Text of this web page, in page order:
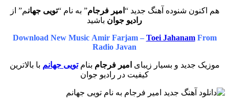
هم اکنون شنوده آهنگ جدید “ امیر فرجام” به نام “تویی جهانم” از
رادیو جوان باشید
Download New Music Amir Farjam – Toei JahanamFrom
Radio Javan
موزیک جدید و بسیار زیبای امیر فرجام بنامتویی جهانم با بالاترین
کیفیت در رادیو جوان